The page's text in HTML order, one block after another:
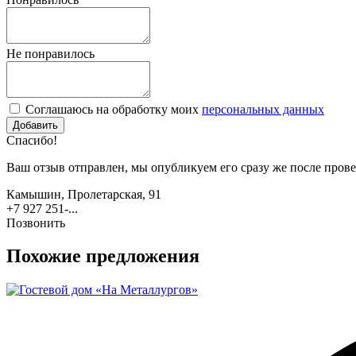
Не понравилось
Соглашаюсь на обработку моих персональных данных
Спасибо!
Ваш отзыв отправлен, мы опубликуем его сразу же после
Камышин, Пролетарская, 91
+7 927 251-...
Позвонить
Похожие предложения